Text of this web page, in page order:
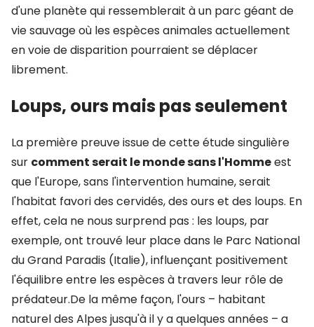
d'une planète qui ressemblerait à un parc géant de
vie sauvage où les espèces animales actuellement
en voie de disparition pourraient se déplacer
librement.
Loups, ours mais pas seulement
La première preuve issue de cette étude singulière
sur comment serait le monde sans l'Hommeest
que l'Europe, sans l'intervention humaine, serait
l'habitat favori des cervidés, des ours et des loups. En
effet, cela ne nous surprend pas : les loups, par
exemple, ont trouvé leur place dans le Parc National
du Grand Paradis (Italie), influençant positivement
l'équilibre entre les espèces à travers leur rôle de
prédateur.De la même façon, l'ours – habitant
naturel des Alpes jusqu'à il y a quelques années – a